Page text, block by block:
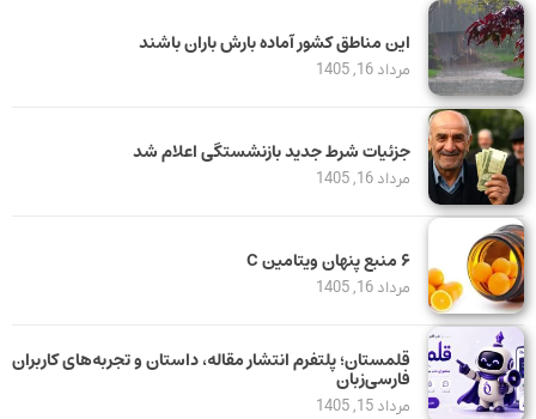
این مناطق کشور آماده بارش باران باشند
مرداد 16, 1405
جزئیات شرط جدید بازنشستگی اعلام شد
مرداد 16, 1405
۶ منبع پنهان ویتامین C
مرداد 16, 1405
قلمستان؛ پلتفرم انتشار مقاله، داستان و تجربه‌های کاربران
فارسی‌زبان
مرداد 15, 1405